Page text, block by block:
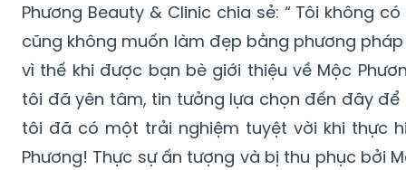
Phương Beauty & Clinic chia sẻ: “ Tôi không
cũng không muốn làm đẹp bằng phương
vì thế khi được bạn bè giới thiệu về Mộc
tôi đã yên tâm, tin tưởng lựa chọn đến đây
tôi đã có một trải nghiệm tuyệt vời khi thực
Phương! Thực sự ấn tượng và bị thu phục bởi